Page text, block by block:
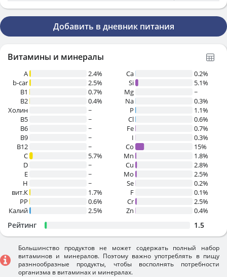
Добавить в дневник питания
Витамины и минералы
A
2.4%
b-car
2.5%
В1
0.7%
B2
0.4%
Холин
~
B5
~
B6
~
B9
~
B12
~
C
5.7%
D
~
E
~
H
~
вит.К
1.7%
PP
0.6%
Калий
2.5%
Ca
0.2%
Si
5.1%
Mg
~
Na
0.3%
P
1.1%
Cl
0.6%
Fe
0.7%
I
0.3%
Co
15%
Mn
1.8%
Cu
2.8%
Mo
2.5%
Se
0.2%
F
0.1%
Cr
2.5%
Zn
0.4%
Рейтинг 1.5
Большинство продуктов не может содержать полный набор
витаминов и минералов. Поэтому важно употреблять в пищу
разннообразные продукты, чтобы восполнять потребности
организма в витаминах и минералах.